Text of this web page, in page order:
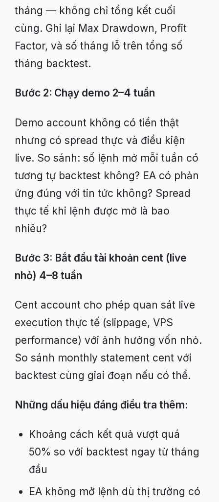
tháng — không chỉ tổng kết cuối
cùng. Ghi lại Max Drawdown, Profit
Factor, và số tháng lỗ trên tổng số
tháng backtest.
Bước 2: Chạy demo 2–4 tuần
Demo account không có tiền thật
nhưng có spread thực và điều kiện
live. So sánh: số lệnh mở mỗi tuần có
tương tự backtest không? EA có phản
ứng đúng với tin tức không? Spread
thực tế khi lệnh được mở là bao
nhiêu?
Bước 3: Bắt đầu tài khoản cent (live
nhỏ) 4–8 tuần
Cent account cho phép quan sát live
execution thực tế (slippage, VPS
performance) với ảnh hưởng vốn nhỏ.
So sánh monthly statement cent với
backtest cùng giai đoạn nếu có thể.
Những dấu hiệu đáng điều tra thêm:
Khoảng cách kết quả vượt quá
50% so với backtest ngay từ tháng
đầu
EA không mở lệnh dù thị trường có